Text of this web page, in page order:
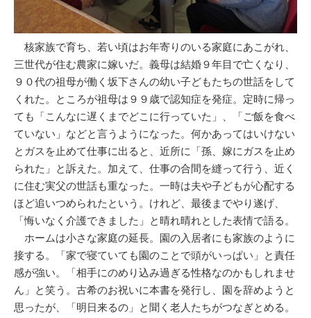
核家族で育ち、若い頃はお年寄りのいる家庭にあこがれ、
三世代が住む農家に嫁いだ。義母は結婚９年目で亡くなり、
９０代の祖母が働く坂下さんの幼い子どもたちの世話をして
くれた。ところが祖母は９９歳で認知症を発症。定時に帰っ
ても「こんなに遅くまでどこに行っていた」、「ご飯を食べ
ていない」などと言うようになった。何かあってはいけない
とガスを止めて仕事に出ると、近所に「孫、嫁にガスを止め
られた」と訴えた。加えて、仕事の合間を縫って行う、近く
に住む実父の世話も重なった。一時は夫や子どもが心配する
ほど追いつめられたという。けれど、最後までやり遂げ、
「悔いなく介護できました」と晴れ晴れとした表情で語る。
ホームは小さな家庭の延長。園の入居者にも家族のように
接する。「家で寝ていても園のことで頭がいっぱい」と責任
感が強い。「相手にのめり込み過ぎる性格なのかもしれませ
ん」と笑う。古希のお祝いに本書を発行し、園を辞めようと
思ったが、「明日来るの」と聞く老人たちがつなぎとめる。